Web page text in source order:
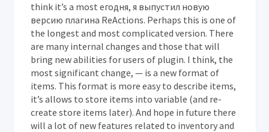
think it’s a most егодня, я выпустил новую
версию плагина ReActions. Perhaps this is one of
the longest and most complicated version. There
are many internal changes and those that will
bring new abilities for users of plugin. I think, the
most significant change, — is a new format of
items. This format is more easy to describe items,
it’s allows to store items into variable (and re-
create store items later). And hope in future there
will a lot of new features related to inventory and